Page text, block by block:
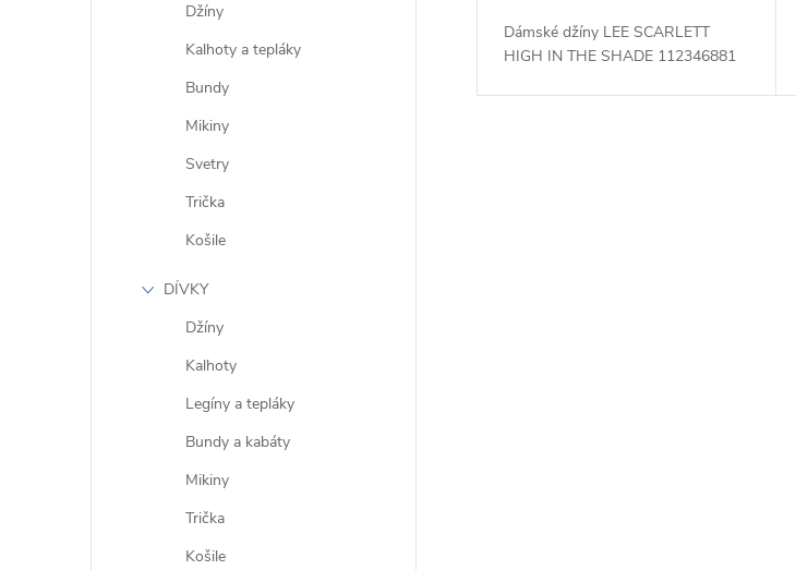
Džíny
Kalhoty a tepláky
Bundy
Mikiny
Svetry
Trička
Košile
DÍVKY
Džíny
Kalhoty
Legíny a tepláky
Bundy a kabáty
Mikiny
Trička
Košile
Dámské džíny LEE SCARLETT
HIGH IN THE SHADE 112346881